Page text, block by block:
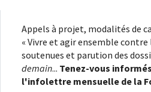
Appels à projet, modalités de
« Vivre et agir ensemble
soutenues et parution des
demain... Tenez-vous
l'infolettre mensuelle de la